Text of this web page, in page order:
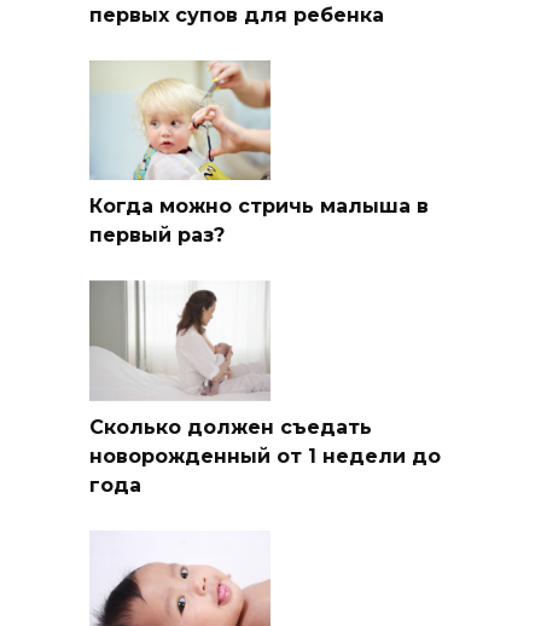
первых супов для ребенка
Когда можно стричь малыша в
первый раз?
Сколько должен съедать
новорожденный от 1 недели до
года